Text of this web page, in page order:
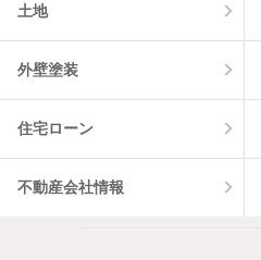
土地
外壁塗装
住宅ローン
不動産会社情報